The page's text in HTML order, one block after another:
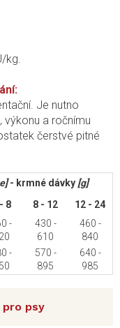
kg.
Je nutno
výkonu a ročnímu
čerstvé pitné
- krmné dávky [g]
8 8 - 12 12 - 24
-
430 -
610
460 -
840
-
570 -
895
640 -
985
pro psy